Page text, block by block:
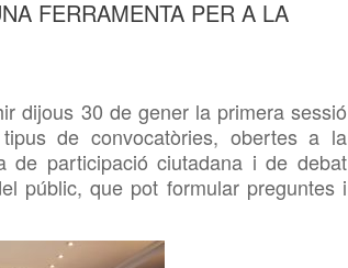
FERRAMENTA PER A LA
dijous 30 de gener la primera sessió
de convocatòries, obertes a la
de participació ciutadana i de debat
públic, que pot formular preguntes i